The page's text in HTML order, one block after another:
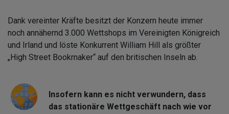
Dank vereinter Kräfte besitzt der Konzern heute immer
noch annähernd 3.000 Wettshops im Vereinigten Königreich
und Irland und löste Konkurrent William Hill als größter
„High Street Bookmaker“ auf den britischen Inseln ab.
Insofern kann es nicht verwundern, dass
das stationäre Wettgeschäft nach wie vor